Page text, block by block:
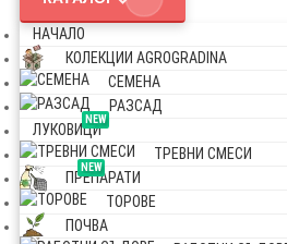
НАЧАЛО
КОЛЕКЦИИ AGROGRADINA
СЕМЕНА
РАЗСАД
NEW
ЛУКОВИЦИ
ТРЕВНИ СМЕСИ
NEW
ПРЕПАРАТИ
ТОРОВЕ
ПОЧВА